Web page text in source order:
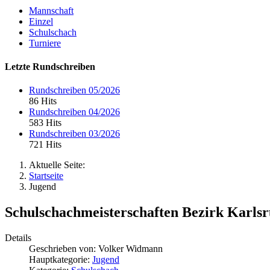
Mannschaft
Einzel
Schulschach
Turniere
Letzte Rundschreiben
Rundschreiben 05/2026
86 Hits
Rundschreiben 04/2026
583 Hits
Rundschreiben 03/2026
721 Hits
Aktuelle Seite:
Startseite
Jugend
Schulschachmeisterschaften Bezirk
Details
Geschrieben von: Volker Widmann
Hauptkategorie: Jugend